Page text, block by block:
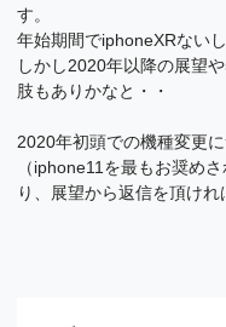
す。
年始期間でiphoneXRない
しかし2020年以降の展望
肢もありかなと・・
2020年初頭での機種変更
（iphone11を最もお奨め
り、展望から返信を頂けれ